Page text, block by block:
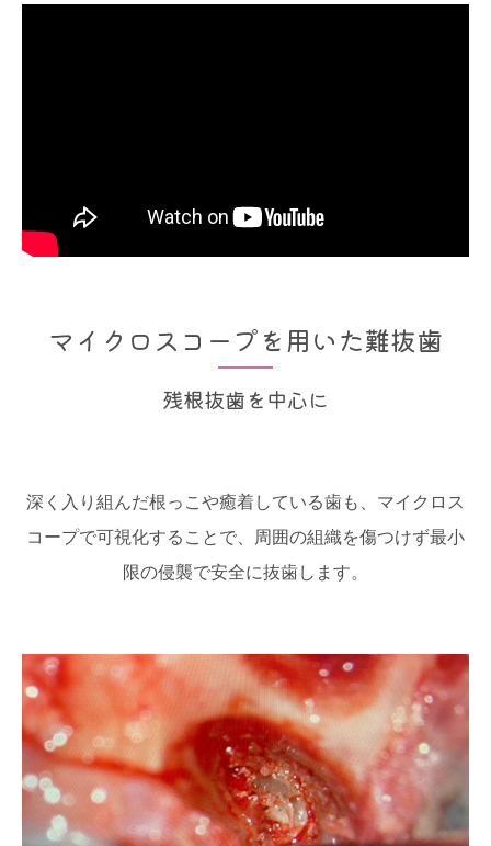
マイクロスコープを用いた難抜歯
残根抜歯を中心に
深く入り組んだ根っこや癒着している歯も、マイクロス
コープで可視化することで、周囲の組織を傷つけず最小
限の侵襲で安全に抜歯します。